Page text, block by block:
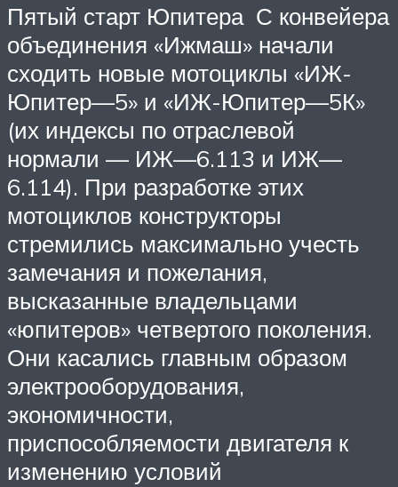
Пятый старт Юпитера С конвейера
объединения «Ижмаш» начали
сходить новые мотоциклы «ИЖ-
Юпитер—5» и «ИЖ-Юпитер—5К»
(их индексы по отраслевой
нормали — ИЖ—6.113 и ИЖ—
6.114). При разработке этих
мотоциклов конструкторы
стремились максимально учесть
замечания и пожелания,
высказанные владельцами
«юпитеров» четвертого поколения.
Они касались главным образом
электрооборудования,
экономичности,
приспособляемости двигателя к
изменению условий